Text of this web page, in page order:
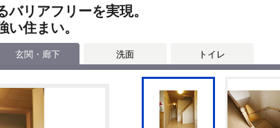
リアフリーを実現。
住まい。
玄関・廊下 洗面 トイレ